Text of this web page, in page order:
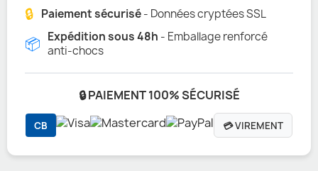
🔒 Paiement sécurisé- Données cryptées SSL
📦 Expédition sous 48h - Emballage renforcé
anti-chocs
🔒 PAIEMENT 100% SÉCURISÉ
CB 💳 VIREMENT